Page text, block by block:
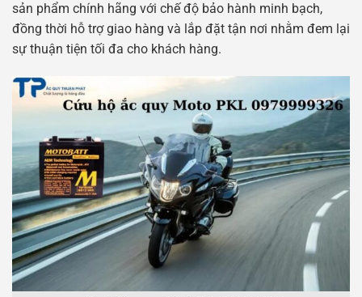
sản phẩm chính hãng với chế độ bảo hành minh bạch,
đồng thời hỗ trợ giao hàng và lắp đặt tận nơi nhằm đem lại
sự thuận tiện tối đa cho khách hàng.